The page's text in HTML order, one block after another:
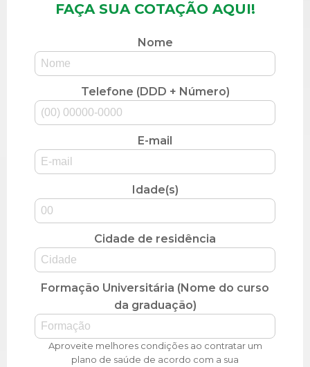
FAÇA SUA COTAÇÃO AQUI!
Nome
Telefone (DDD + Número)
E-mail
Idade(s)
Cidade de residência
Formação Universitária (Nome do curso
da graduação)
Aproveite melhores condições ao contratar um
plano de saúde de acordo com a sua